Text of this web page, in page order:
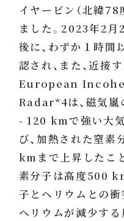
イヤービン（北緯78
ました。2023年2
後に、わずか１時間
認され、また、近接
European
Radar*4は、磁気
- 120 kmで強い大
び、加熱された窒
kmまで上昇したこ
素分子は高度500
子とヘリウムとの衝
ヘリウムが減少す